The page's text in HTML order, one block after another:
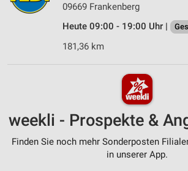
09669 Frankenberg
Heute 09:00 - 19:00 Uhr |
181,36 km
weekli - Prospekte &
Finden Sie noch mehr Sonderposten
in unserer App.